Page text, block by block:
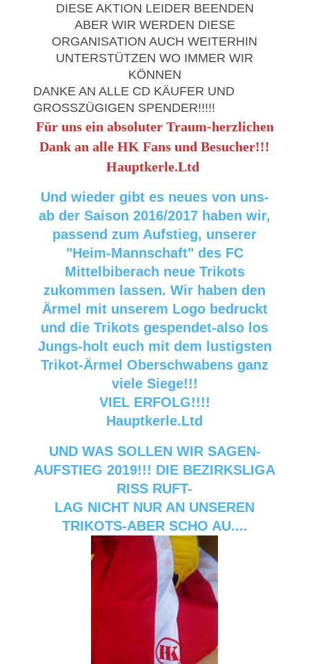
DIESE AKTION LEIDER BEENDEN
ABER WIR WERDEN DIESE
ORGANISATION AUCH WEITERHIN
UNTERSTÜTZEN WO IMMER WIR
KÖNNEN
DANKE AN ALLE CD KÄUFER UND
GROSSZÜGIGEN SPENDER!!!!!
Für uns ein absoluter Traum-herzlichen
Dank an alle HK Fans und Besucher!!!
Hauptkerle.Ltd
Und wieder gibt es neues von uns-
ab der Saison 2016/2017 haben wir,
passend zum Aufstieg, unserer
"Heim-Mannschaft" des FC
Mittelbiberach neue Trikots
zukommen lassen. Wir haben den
Ärmel mit unserem Logo bedruckt
und die Trikots gespendet-also los
Jungs-holt euch mit dem lustigsten
Trikot-Ärmel Oberschwabens ganz
viele Siege!!!
VIEL ERFOLG!!!!
Hauptkerle.Ltd
UND WAS SOLLEN WIR SAGEN-
AUFSTIEG 2019!!! DIE BEZIRKSLIGA
RISS RUFT-
LAG NICHT NUR AN UNSEREN
TRIKOTS-ABER SCHO AU....